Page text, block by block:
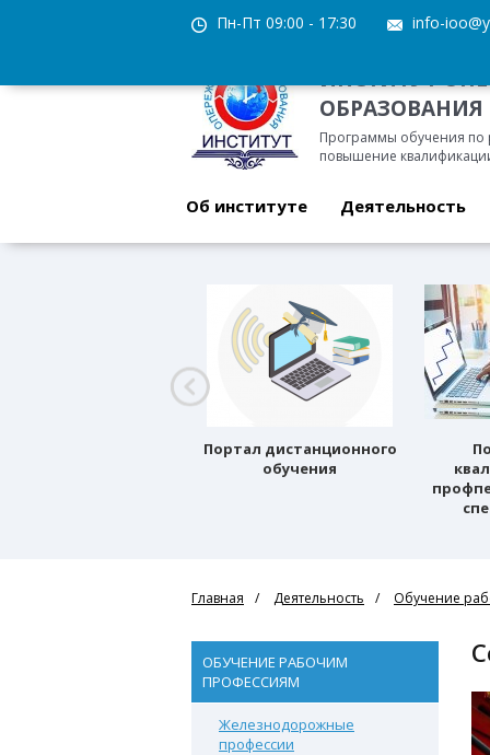
Пн-Пт 09:00 - 17:30 info-
ИНСТИТУТ
ОБРАЗОВАНИЯ
Программы обучения
повышение
Об институте Деятельность
Портал дистанционного
обучения
Главная Деятельность Обучение
ОБУЧЕНИЕ РАБОЧИМ
ПРОФЕССИЯМ
Железнодорожные
профессии